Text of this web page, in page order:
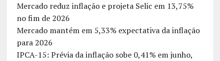
Mercado reduz inflação e projeta Selic em 13,75%
no fim de 2026
Mercado mantém em 5,33% expectativa da inflação
para 2026
IPCA-15: Prévia da inflação sobe 0,41% em junho,